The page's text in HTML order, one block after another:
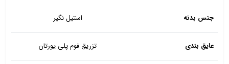
جنس بدنه استیل نگیر
عایق بندی تزریق فوم پلی یورتان